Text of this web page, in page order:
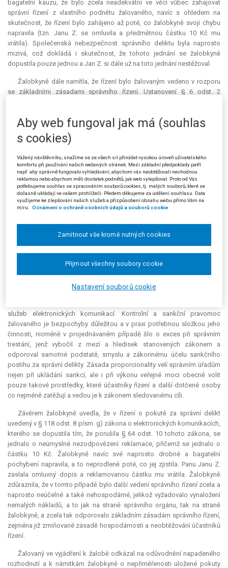
bagatelní kauzu, že bylo zcela neadekvátní ve věci vůbec zahajovat
správní řízení z vlastního podnětu žalovaného, navíc s ohledem na
skutečnost, že řízení bylo zahájeno až poté, co žalobkyně svoji chybu
napravila (tzn. Janu Z. se omluvila a předmětnou částku 10 Kč mu
vrátila). Společenská nebezpečnost správního deliktu byla naprosto
mizivá, což dokládá i skutečnost, že tohoto jednání se žalobkyně
dopustila pouze jednou a Jan Z. si dále už na toto jednání nestěžoval.
Žalobkyně dále namítla, že řízení bylo žalovaným vedeno v rozporu
se základními zásadami správního řízení. Ustanovení § 6 odst. 2
možná nejméně zatěžuje “. Správní orgán nemá šetřit jen práva a
oprávněné zájmy osob, kterých se správní řízení týká, ale zejména má
mít na mysli hospodárnost řízení z hlediska veřejných rozpočtů. Správní
účastníkům nevznikaly zbytečné náklady, které jsou s takovým správním
řízením spojené.
Principy dobré veřejné správy a základní zásady právního státu dle
žalobkyně vyžadovaly, aby správní orgány zahajovaly řízení o uložení
pokuty nebo jiné sankce vždy velmi uvážlivě a po pečlivém posouzení
potrestání viníka. V projednávané věci zjevně nebyly dány důvody pro
Správní řízení nemělo být žalovaným v této věci vůbec zahajováno, a
pokud již zahájeno bylo, mělo být zastaveno pro neúčelnost.
žalobkyni kladen za vinu, byla nulová. Přistupovat za této situace ke
služeb elektronických komunikací. Kontrolní a sankční pravomoc
žalovaného je bezpochyby důležitou a v praxi potřebnou složkou jeho
činnosti, nicméně v projednávaném případě šlo o excespři správním
trestání, jenž vybočil z mezí a hledisek stanovených zákonem a
odporoval samotné podstatě, smyslu a zákonnému účelu sankčního
postihu za správní delikty. Zásada proporcionality velí správním úřadům
nejen při ukládání sankcí, ale i při výkonu veřejné moci obecně volit
pouze takové prostředky, které účastníky řízení a další dotčené osoby
co nejméně zatěžují a vedou je k zákonem sledovanému cíli.
Závěrem žalobkyně uvedla, že v řízení o pokutě za správní delikt
uvedený v § 118 odst. 8 písm. g) zákona o elektronických komunikacích,
kterého se dopustila tím, že porušila § 64 odst. 10 tohoto zákona, se
jednalo o neúmyslné nezodpovězení reklamace, přičemž se jednalo o
částku 10 Kč. Žalobkyně navíc své naprosto drobné a bagatelní
pochybení napravila, a to neprodleně poté, co jej zjistila. Panu Janu Z.
zaslala omluvný dopis a reklamovanou částku mu vrátila. Žalobkyně
zdůraznila, že v tomto případě bylo další vedení správního řízení zcela a
naprosto neúčelné a také nehospodárné, jelikož vyžadovalo vynaložení
nemalých nákladů, a to jak na straně správního orgánu, tak na straně
žalobkyně, a zcela tak odporovalo základním zásadám správního řízení,
zejména již zmiňované zásadě hospodárnosti a neobtěžování účastníků
řízení.
Žalovaný ve vyjádření k žalobě odkázal na odůvodnění napadeného
rozhodnutí a k námitkám žalobkyně o nepřiměřenosti uložené pokuty
Aby web fungoval jak má (souhlas
s cookies)
Vážený návštěvníku, snažíme se ze všech sil přinášet vysokou úroveň uživatelského
komfortu při používání našich webových stránek. Mezi základní předpoklady patří
např. aby správně fungovalo vyhledávání, abychom vás neobtěžovali nevhodnou
reklamou nebo abychom měli dostatek podnětů, jak web vylepšovat. Proto od Vás
potřebujeme souhlas se zpracováním souborů cookies, tj. malých souborů, které se
dočasně ukládají ve vašem prohlížeči. Předem děkujeme za udělení souhlasu. Data
využijeme ke zlepšování našich služeb a přizpůsobení obsahu webu přímo Vám na
míru. Oznámení o ochraně osobních údajů a souborů cookie
Nastavení souborů cookie
Zamítnout vše kromě nutných cookies
Přijmout všechny soubory cookie